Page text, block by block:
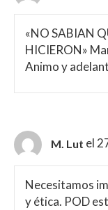
«NO SABIAN
HICIERON»
Animo y
M. Lut el
Necesitamos
y ética. POD